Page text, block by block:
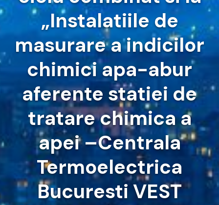
„Instalatiile de
masurare a indicilor
chimici apa-abur
aferente statiei de
tratare chimica a
apei –Centrala
Termoelectrica
Bucuresti VEST